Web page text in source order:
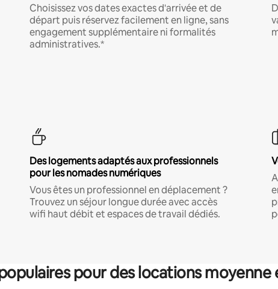
Choisissez vos dates exactes d'arrivée et de
départ puis réservez facilement en ligne, sans
engagement supplémentaire ni formalités
administratives.*
Des logements adaptés aux professionnels
pour les nomades numériques
Vous êtes un professionnel en déplacement ?
Trouvez un séjour longue durée avec accès
wifi haut débit et espaces de travail dédiés.
pour des locations